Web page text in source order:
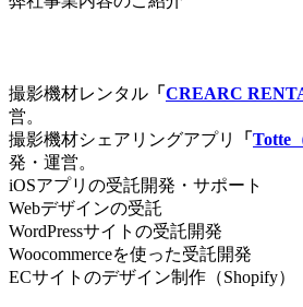
撮影機材レンタル 「 CREARC
営。
撮影機材シェアリングアプリ
「 Totte
発・運営。
iOSアプリの受託開発・サポート
Webデザインの受託
WordPressサイトの受託開発
Woocommerceを使った受託開発
ECサイトのデザイン制作（Shopify）